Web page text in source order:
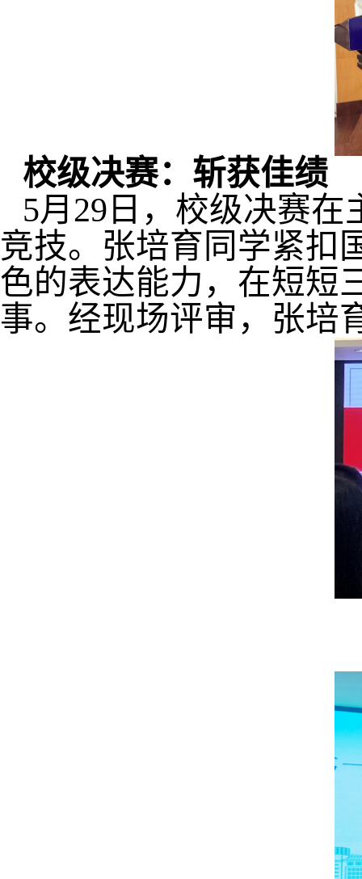
校级决赛：斩获佳绩
5月 29 日，校级决赛
竞技。张培育同学紧扣
色的表达能力，在短短
事。经现场评审，张培